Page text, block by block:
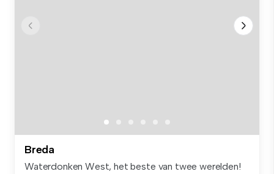
Breda
Waterdonken West, het beste van twee werelden!